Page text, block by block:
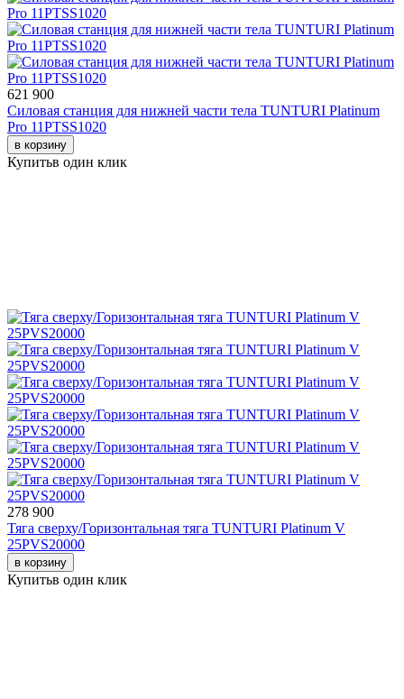
621 900
Силовая станция для нижней части тела TUNTURI Platinum
Pro 11PTSS1020
в корзину
Купитьв один клик
278 900
Тяга сверху/Горизонтальная тяга TUNTURI Platinum V
25PVS20000
в корзину
Купитьв один клик